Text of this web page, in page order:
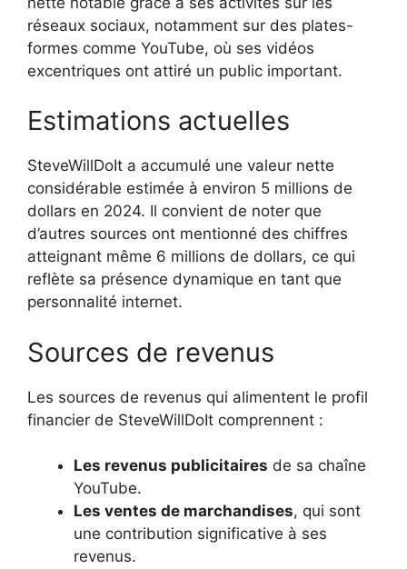
réseaux sociaux, notamment sur des plates-
formes comme YouTube, où ses vidéos
excentriques ont attiré un public important.
Estimations actuelles
SteveWillDoIt a accumulé une valeur nette
considérable estimée à environ 5 millions de
dollars en 2024. Il convient de noter que
d’autres sources ont mentionné des chiffres
atteignant même 6 millions de dollars, ce qui
reflète sa présence dynamique en tant que
personnalité internet.
Sources de revenus
Les sources de revenus qui alimentent le profil
financier de SteveWillDoIt comprennent :
Les revenus publicitaires de sa chaîne
YouTube.
Les ventes de marchandises, qui sont
une contribution significative à ses
revenus.